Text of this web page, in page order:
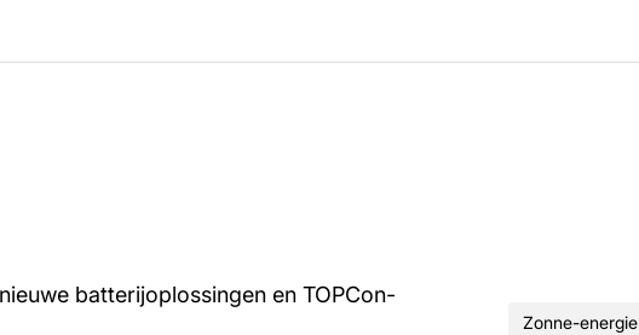
batterijoplossingen en TOPCon-
Zonne-energie